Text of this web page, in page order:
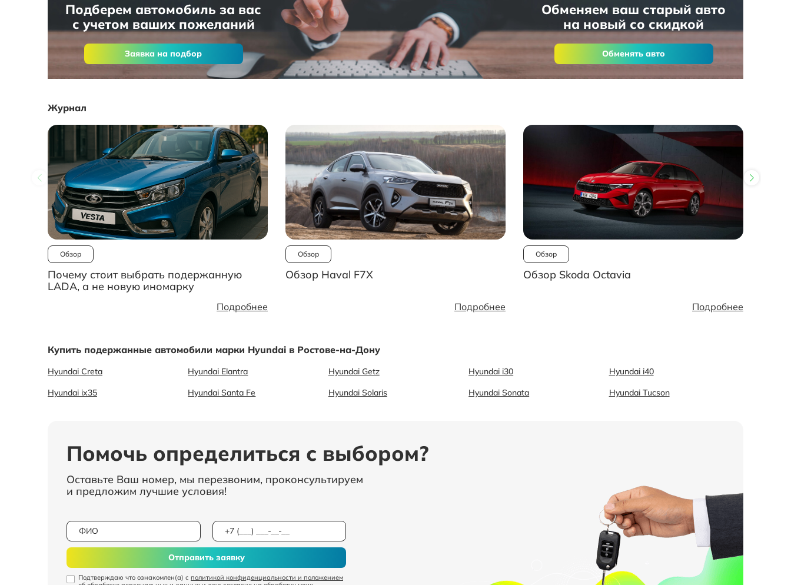
Подберем автомобиль за вас
с учетом ваших пожеланий
Заявка на подбор
Обменяем ваш старый авто
на новый со скидкой
Обменять авто
Журнал
Обзор
Почему стоит выбрать подержанную
LADA, а не новую иномарку
Подробнее
Обзор
Обзор Haval F7X
Подробнее
Обзор
Обзор Skoda Octavia
Подробнее
Купить подержанные автомобили марки Hyundai в Ростове-на-Дону
Hyundai Creta Hyundai Elantra Hyundai Getz Hyundai i30
Hyundai i40
Hyundai ix35
Hyundai Santa Fe Hyundai Solaris Hyundai Sonata Hyundai Tucson
Помочь определиться с выбором?
Оставьте Ваш номер, мы перезвоним, проконсультируем
и предложим лучшие условия!
Подтверждаю что ознакомлен(а) с политикой конфиденциальности и положением
Отправить заявку